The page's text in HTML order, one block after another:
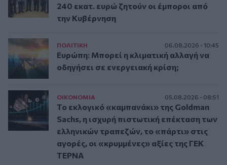
240 εκατ. ευρώ ζητούν οι έμποροι από
την Κυβέρνηση
ΠΟΛΙΤΙΚΗ 06.08.2026 - 10:45
Ευρώπη: Μπορεί η κλιματική αλλαγή να
οδηγήσει σε ενεργειακή κρίση;
ΟΙΚΟΝΟΜΙΑ 05.08.2026 - 08:51
Το εκλογικό «καμπανάκι» της Goldman
Sachs, η ισχυρή πιστωτική επέκταση των
ελληνικών τραπεζών, το «πάρτι» στις
αγορές, οι «κρυμμένες» αξίες της ΓΕΚ
ΤΕΡΝΑ